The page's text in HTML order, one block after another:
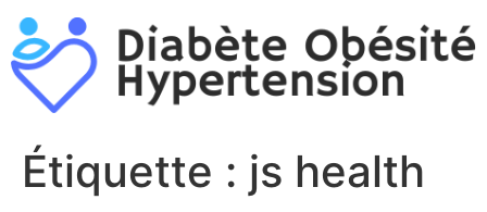
Aller
au
contenu
Étiquette : js health